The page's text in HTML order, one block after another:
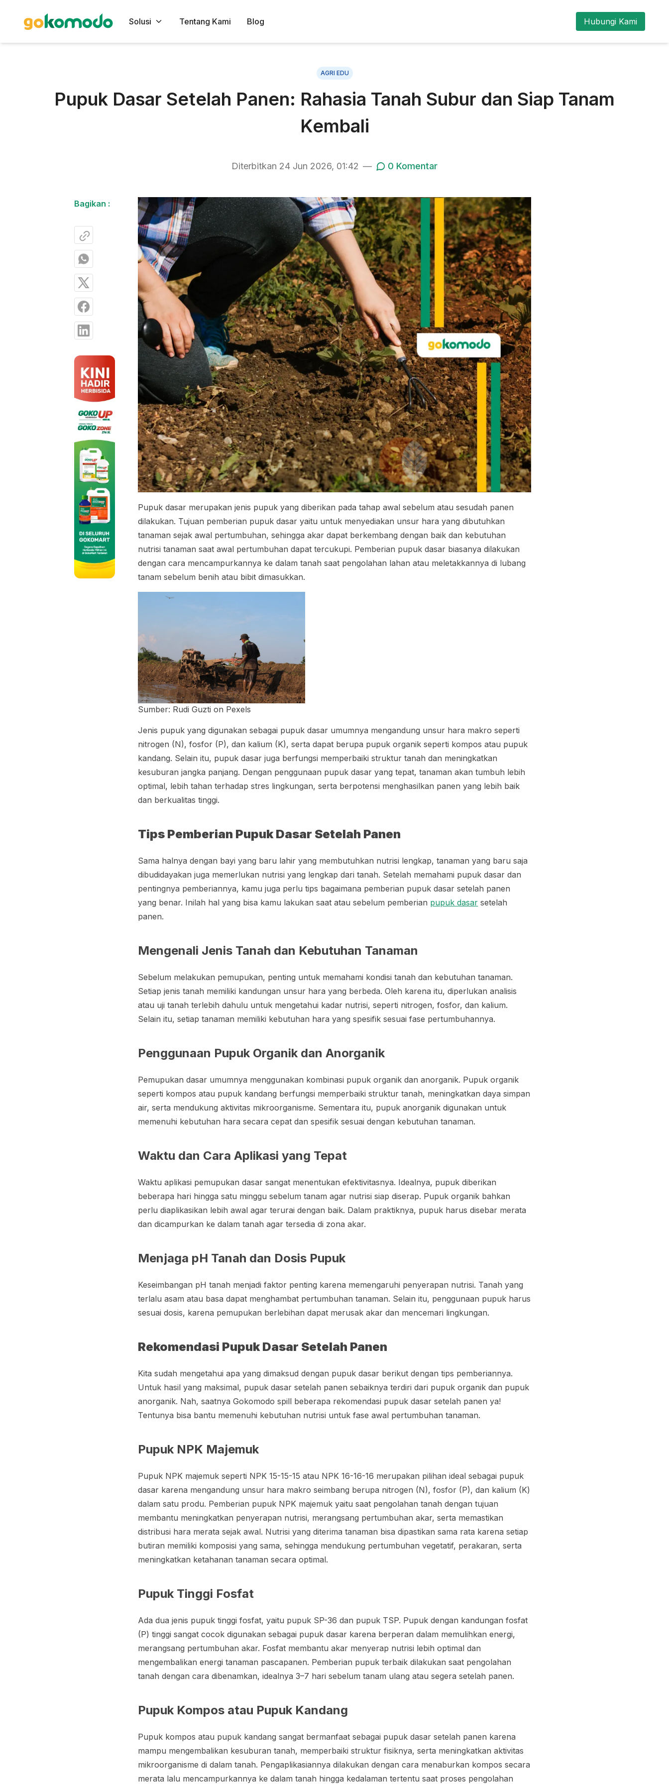
Solusi Tentang Kami Blog Hubungi Kami
AGRI EDU
Pupuk Dasar Setelah Panen: Rahasia Tanah Subur dan Siap Tanam
Kembali
Diterbitkan 24 Jun 2026, 01:42 — 0 Komentar
Bagikan :
Pupuk dasar merupakan jenis pupuk yang diberikan pada tahap awal sebelum atau sesudah panen
dilakukan. Tujuan pemberian pupuk dasar yaitu untuk menyediakan unsur hara yang dibutuhkan
tanaman sejak awal pertumbuhan, sehingga akar dapat berkembang dengan baik dan kebutuhan
nutrisi tanaman saat awal pertumbuhan dapat tercukupi. Pemberian pupuk dasar biasanya dilakukan
dengan cara mencampurkannya ke dalam tanah saat pengolahan lahan atau meletakkannya di lubang
tanam sebelum benih atau bibit dimasukkan.
Sumber: Rudi Guzti on Pexels
Jenis pupuk yang digunakan sebagai pupuk dasar umumnya mengandung unsur hara makro seperti
nitrogen (N), fosfor (P), dan kalium (K), serta dapat berupa pupuk organik seperti kompos atau pupuk
kandang. Selain itu, pupuk dasar juga berfungsi memperbaiki struktur tanah dan meningkatkan
kesuburan jangka panjang. Dengan penggunaan pupuk dasar yang tepat, tanaman akan tumbuh lebih
optimal, lebih tahan terhadap stres lingkungan, serta berpotensi menghasilkan panen yang lebih baik
dan berkualitas tinggi.
Tips Pemberian Pupuk Dasar Setelah Panen
Sama halnya dengan bayi yang baru lahir yang membutuhkan nutrisi lengkap, tanaman yang baru saja
dibudidayakan juga memerlukan nutrisi yang lengkap dari tanah. Setelah memahami pupuk dasar dan
pentingnya pemberiannya, kamu juga perlu tips bagaimana pemberian pupuk dasar setelah panen
yang benar. Inilah hal yang bisa kamu lakukan saat atau sebelum pemberian pupuk dasar setelah
panen.
Mengenali Jenis Tanah dan Kebutuhan Tanaman
Sebelum melakukan pemupukan, penting untuk memahami kondisi tanah dan kebutuhan tanaman.
Setiap jenis tanah memiliki kandungan unsur hara yang berbeda. Oleh karena itu, diperlukan analisis
atau uji tanah terlebih dahulu untuk mengetahui kadar nutrisi, seperti nitrogen, fosfor, dan kalium.
Selain itu, setiap tanaman memiliki kebutuhan hara yang spesifik sesuai fase pertumbuhannya.
Penggunaan Pupuk Organik dan Anorganik
Pemupukan dasar umumnya menggunakan kombinasi pupuk organik dan anorganik. Pupuk organik
seperti kompos atau pupuk kandang berfungsi memperbaiki struktur tanah, meningkatkan daya simpan
air, serta mendukung aktivitas mikroorganisme. Sementara itu, pupuk anorganik digunakan untuk
memenuhi kebutuhan hara secara cepat dan spesifik sesuai dengan kebutuhan tanaman.
Waktu dan Cara Aplikasi yang Tepat
Waktu aplikasi pemupukan dasar sangat menentukan efektivitasnya. Idealnya, pupuk diberikan
beberapa hari hingga satu minggu sebelum tanam agar nutrisi siap diserap. Pupuk organik bahkan
perlu diaplikasikan lebih awal agar terurai dengan baik. Dalam praktiknya, pupuk harus disebar merata
dan dicampurkan ke dalam tanah agar tersedia di zona akar.
Menjaga pH Tanah dan Dosis Pupuk
Keseimbangan pH tanah menjadi faktor penting karena memengaruhi penyerapan nutrisi. Tanah yang
terlalu asam atau basa dapat menghambat pertumbuhan tanaman. Selain itu, penggunaan pupuk harus
sesuai dosis, karena pemupukan berlebihan dapat merusak akar dan mencemari lingkungan.
Rekomendasi Pupuk Dasar Setelah Panen
Kita sudah mengetahui apa yang dimaksud dengan pupuk dasar berikut dengan tips pemberiannya.
Untuk hasil yang maksimal, pupuk dasar setelah panen sebaiknya terdiri dari pupuk organik dan pupuk
anorganik. Nah, saatnya Gokomodo spill beberapa rekomendasi pupuk dasar setelah panen ya!
Tentunya bisa bantu memenuhi kebutuhan nutrisi untuk fase awal pertumbuhan tanaman.
Pupuk NPK Majemuk
Pupuk NPK majemuk seperti NPK 15-15-15 atau NPK 16-16-16 merupakan pilihan ideal sebagai pupuk
dasar karena mengandung unsur hara makro seimbang berupa nitrogen (N), fosfor (P), dan kalium (K)
dalam satu produ. Pemberian pupuk NPK majemuk yaitu saat pengolahan tanah dengan tujuan
membantu meningkatkan penyerapan nutrisi, merangsang pertumbuhan akar, serta memastikan
distribusi hara merata sejak awal. Nutrisi yang diterima tanaman bisa dipastikan sama rata karena setiap
butiran memiliki komposisi yang sama, sehingga mendukung pertumbuhan vegetatif, perakaran, serta
meningkatkan ketahanan tanaman secara optimal.
Pupuk Tinggi Fosfat
Ada dua jenis pupuk tinggi fosfat, yaitu pupuk SP-36 dan pupuk TSP. Pupuk dengan kandungan fosfat
(P) tinggi sangat cocok digunakan sebagai pupuk dasar karena berperan dalam memulihkan energi,
merangsang pertumbuhan akar. Fosfat membantu akar menyerap nutrisi lebih optimal dan
mengembalikan energi tanaman pascapanen. Pemberian pupuk terbaik dilakukan saat pengolahan
tanah dengan cara dibenamkan, idealnya 3–7 hari sebelum tanam ulang atau segera setelah panen.
Pupuk Kompos atau Pupuk Kandang
Pupuk kompos atau pupuk kandang sangat bermanfaat sebagai pupuk dasar setelah panen karena
mampu mengembalikan kesuburan tanah, memperbaiki struktur fisiknya, serta meningkatkan aktivitas
mikroorganisme di dalam tanah. Pengaplikasiannya dilakukan dengan cara menaburkan kompos secara
merata lalu mencampurkannya ke dalam tanah hingga kedalaman tertentu saat proses pengolahan